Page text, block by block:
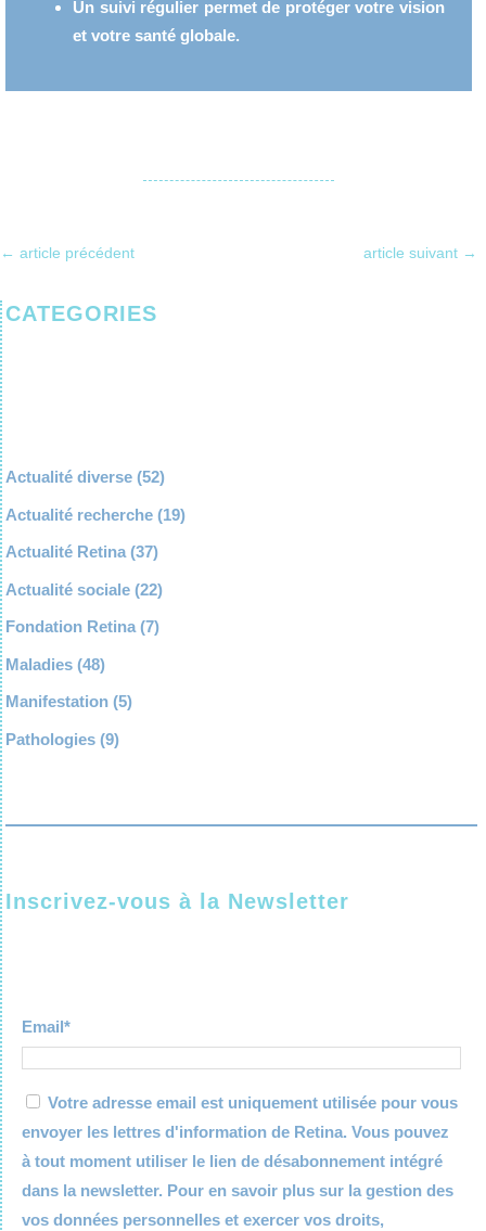
Un suivi régulier permet de protéger votre vision
et votre santé globale.
← article précédent article suivant →
CATEGORIES
Actualité diverse (52)
Actualité recherche (19)
Actualité Retina(37)
Actualité sociale (22)
Fondation Retina(7)
Maladies (48)
Manifestation (5)
Pathologies (9)
Inscrivez-vous à la Newsletter
Email*
Votre adresse email est uniquement utilisée pour vous
envoyer les lettres d'information de Retina. Vous pouvez
à tout moment utiliser le lien de désabonnement intégré
dans la newsletter. Pour en savoir plus sur la gestion des
vos données personnelles et exercer vos droits,